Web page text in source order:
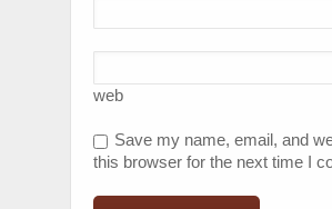
web
Save my name, email, and
this browser for the next time I